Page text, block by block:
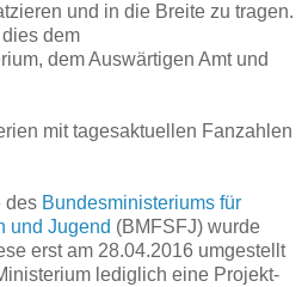
und in die Breite zu tragen.
dem
dem Auswärtigen Amt und
mit tagesaktuellen Fanzahlen
des Bundesministeriums für
und Jugend (BMFSFJ) wurde
erst am 28.04.2016 umgestellt
lediglich eine Projekt-